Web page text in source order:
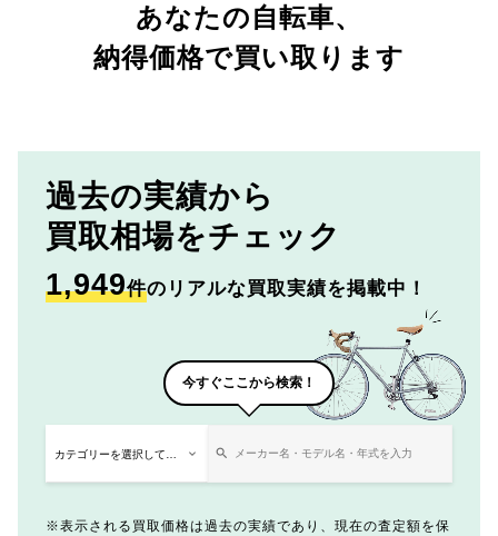
あなたの自転車、
納得価格で買い取ります
過去の実績から
買取相場をチェック
1,949件のリアルな買取実績を掲載中！
今すぐここから検索！
表示される買取価格は過去の実績であり、現在の査定額を保